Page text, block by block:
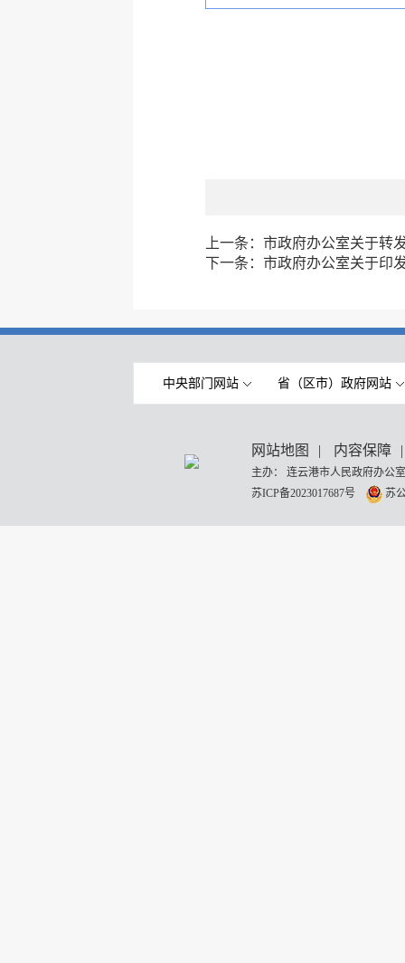
上一条： 市政府办公室关于转
下一条： 市政府办公室关于印
中央部门网站 省（区市）政府网站
网站地图 | 内容保障 |
主办： 连云港市人民政府办
苏ICP备2023017687号
苏